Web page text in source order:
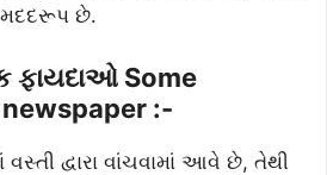
મદદરૂપ છે.
ફાયદાઓ Some
:-
દ્વારા વાંચવામાં આવે છે, તેથી